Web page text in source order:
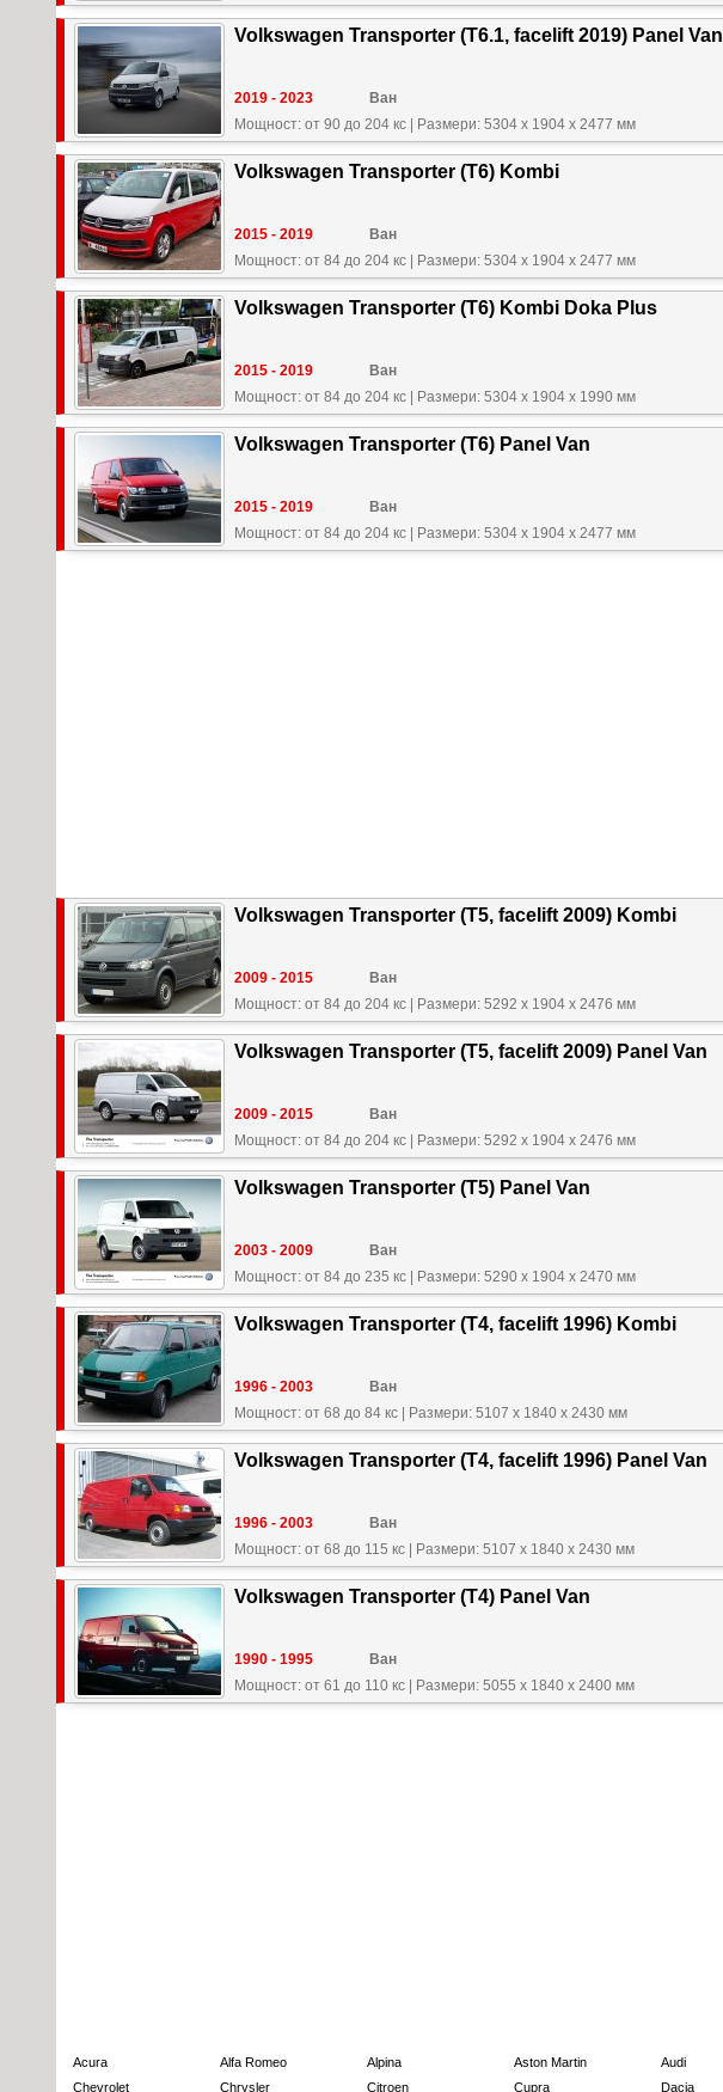
Volkswagen Transporter (T6.1, facelift 2019) Panel Van
2019 - 2023
Ван
Мощност: от 90 до 204 кс
Размери: 5304 x 1904 x 2477 мм
Volkswagen Transporter (T6) Kombi
2015 - 2019
Ван
Мощност: от 84 до 204 кс
Размери: 5304 x 1904 x 2477 мм
Volkswagen Transporter (T6) Kombi Doka Plus
2015 - 2019
Ван
Мощност: от 84 до 204 кс
Размери: 5304 x 1904 x 1990 мм
Volkswagen Transporter (T6) Panel Van
2015 - 2019
Ван
Мощност: от 84 до 204 кс
Размери: 5304 x 1904 x 2477 мм
Volkswagen Transporter (T5, facelift 2009) Kombi
2009 - 2015
Ван
Мощност: от 84 до 204 кс
Размери: 5292 x 1904 x 2476 мм
Volkswagen Transporter (T5, facelift 2009) Panel Van
2009 - 2015
Ван
Мощност: от 84 до 204 кс
Размери: 5292 x 1904 x 2476 мм
Volkswagen Transporter (T5) Panel Van
2003 - 2009
Ван
Мощност: от 84 до 235 кс
Размери: 5290 x 1904 x 2470 мм
Volkswagen Transporter (T4, facelift 1996) Kombi
1996 - 2003
Ван
Мощност: от 68 до 84 кс
Размери: 5107 x 1840 x 2430 мм
Volkswagen Transporter (T4, facelift 1996) Panel Van
1996 - 2003
Ван
Мощност: от 68 до 115 кс
Размери: 5107 x 1840 x 2430 мм
Volkswagen Transporter (T4) Panel Van
1990 - 1995
Ван
Мощност: от 61 до 110 кс
Размери: 5055 x 1840 x 2400 мм
Acura Alfa Romeo Alpina Aston Martin Audi
Chevrolet
Chrysler Citroen Cupra Dacia